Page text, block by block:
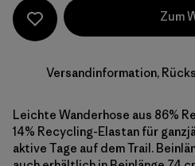
Zum
Versandinformation,
Leichte Wanderhose aus 86%
14% Recycling-Elastan für
aktive Tage auf dem Trail.